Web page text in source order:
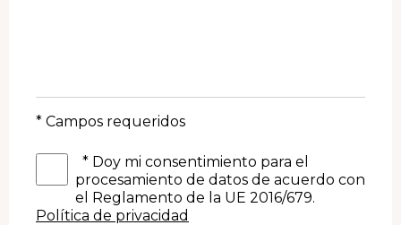
* Campos requeridos
* Doy mi consentimiento para el
procesamiento de datos de acuerdo con
el Reglamento de la UE 2016/679.
Política de privacidad